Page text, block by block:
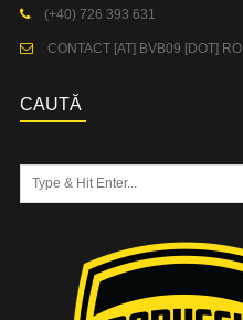
(+40) 726 393 631
CONTACT [AT] BVB09 [DOT] RO
CAUTĂ